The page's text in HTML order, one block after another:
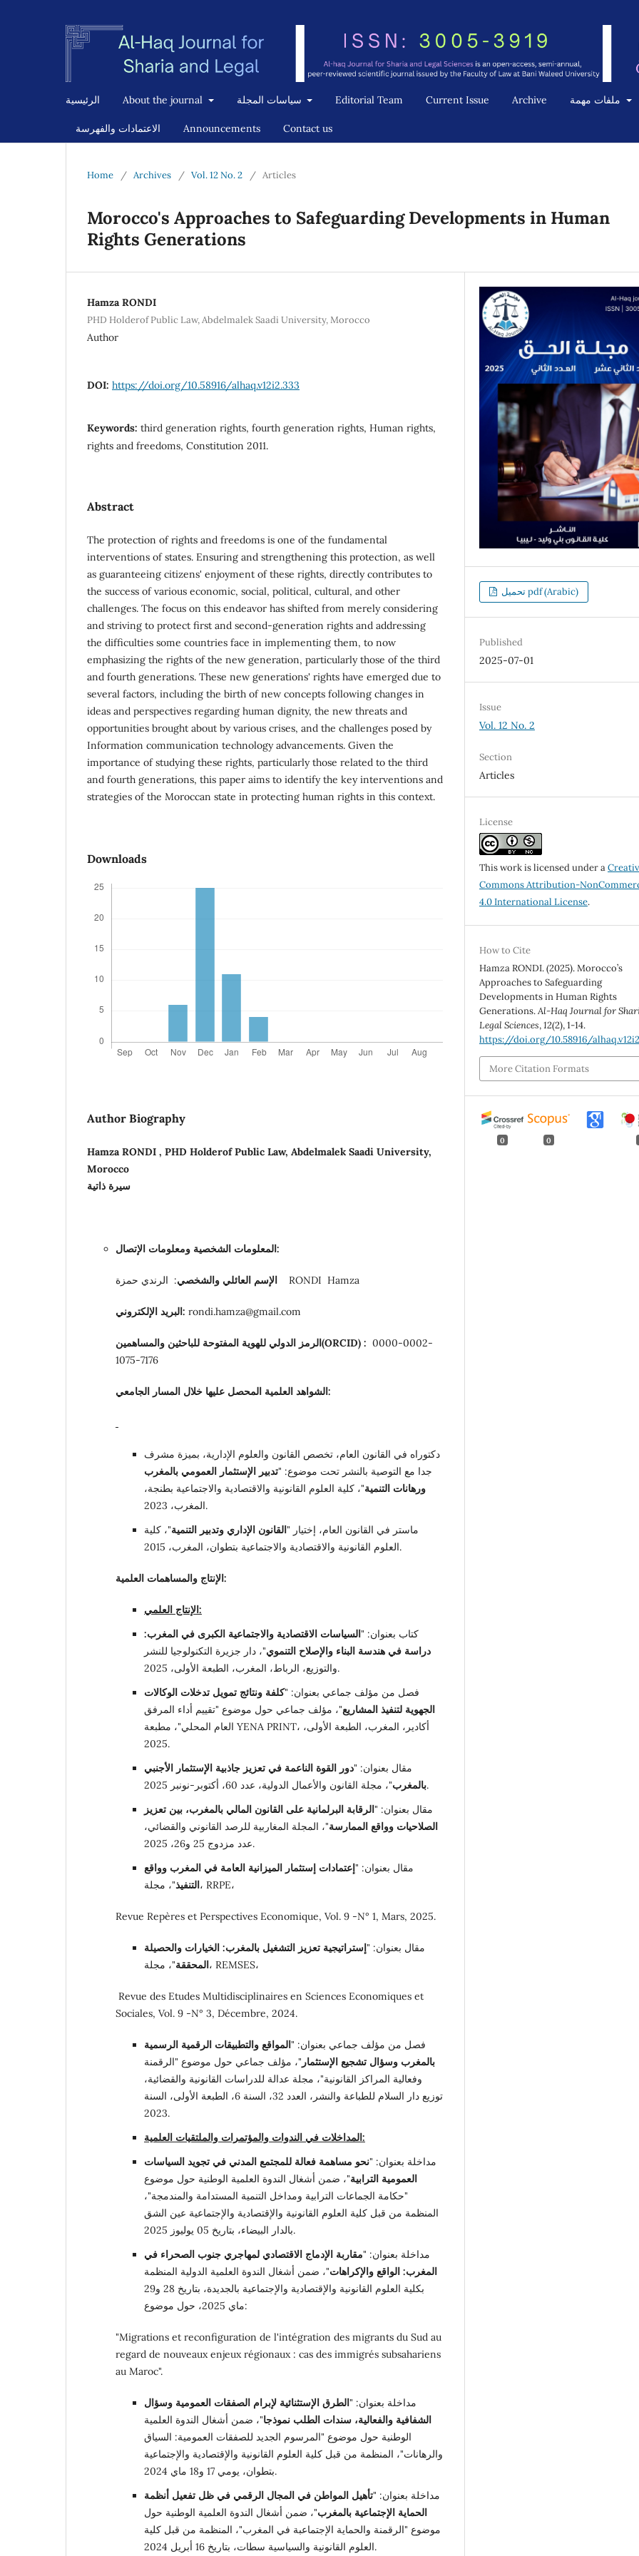
الرئيسية About the journal Editorial Team Current Issue Archive
الاعتمادات والفهرسة Announcements Contact us
Home / Archives / Vol. 12 No. 2 / Articles
Morocco's Approaches to Safeguarding Developments in Human
Rights Generations
Hamza RONDI
PHD Holderof Public Law, Abdelmalek Saadi University, Morocco
Author
DOI: https://doi.org/10.58916/alhaq.v12i2.333
Keywords: third generation rights, fourth generation rights, Human rights,
rights and freedoms, Constitution 2011.
Abstract
The protection of rights and freedoms is one of the fundamental
interventions of states. Ensuring and strengthening this protection, as well
as guaranteeing citizens' enjoyment of these rights, directly contributes to
the success of various economic, social, political, cultural, and other
challenges. The focus on this endeavor has shifted from merely considering
and striving to protect first and second-generation rights and addressing
the difficulties some countries face in implementing them, to now
emphasizing the rights of the new generation, particularly those of the third
and fourth generations. These new generations' rights have emerged due to
several factors, including the birth of new concepts following changes in
ideas and perspectives regarding human dignity, the new threats and
opportunities brought about by various crises, and the challenges posed by
Information communication technology advancements. Given the
importance of studying these rights, particularly those related to the third
and fourth generations, this paper aims to identify the key interventions and
strategies of the Moroccan state in protecting human rights in this context.
Downloads
Author Biography
Hamza RONDI , PHD Holderof Public Law, Abdelmalek Saadi University,
Morocco
سيرة ذاتية
المعلومات الشخصيةومعلومات الإتصال:
الإسم العائلي والشخصي : الرندي حمزة RONDI Hamza
البريد الإلكتروني: rondi.hamza@gmail.com
الرمز الدولي للهوية المفتوحة للباحثين والمساهمين(ORCID) : 0000-0002-
1075-7176
الشواهد العلمية المحصل عليها خلال المسار الجامعي:
دكتوراه في القانون العام، تخصص القانون والعلوم الإدارية، بميزة مشرف
جدا مع التوصية بالنشر تحت موضوع: "تدبير الإستثمار العمومي بالمغرب
ورهانات التنمية"، كلية العلوم القانونية والاقتصادية والاجتماعية بطنجة،
المغرب، 2023.
ماستر في القانون العام، إختيار "القانون الإداري وتدبير التنمية"، كلية
العلوم القانونية والاقتصادية والاجتماعية بتطوان، المغرب، 2015.
الإنتاج والمساهمات العلمية:
الإنتاج العلمي:
كتاب بعنوان: "السياسات الاقتصادية والاجتماعية الكبرى في المغرب:
دراسة في هندسة البناء والإصلاح التنموي"، دار جزيرة التكنولوجيا للنشر
والتوزيع، الرباط، المغرب، الطبعة الأولى، 2025.
فصل من مؤلف جماعي بعنوان: "كلفة ونتائج تمويل تدخلات الوكالات
الجهوية لتنفيذ المشاريع"، مؤلف جماعي حول موضوع "تقييم أداء المرفق
العام المحلي"، مطبعة YENA PRINT، أكادير، المغرب، الطبعة الأولى،
2025.
مقال بعنوان: "دور القوة الناعمة في تعزيز جاذبية الإستثمار الأجنبي
بالمغرب"، مجلة القانون والأعمال الدولية، عدد 60، أكتوبر-نونبر 2025.
مقال بعنوان: "الرقابة البرلمانية على القانون المالي بالمغرب، بين تعزيز
الصلاحيات وواقع الممارسة"، المجلة المغاربية للرصد القانوني والقضائي،
عدد مزدوج 25 و26، 2025.
مقال بعنوان: "إعتمادات إستثمار الميزانية العامة في المغرب وواقع
التنفيذ"، مجلة، RRPE،
Revue Repères et Perspectives Economique, Vol. 9 -N° 1, Mars, 2025.
مقال بعنوان: "إستراتيجية تعزيز التشغيل بالمغرب: الخيارات والحصيلة
المحققة"، مجلة، REMSES،
Revue des Etudes Multidisciplinaires en Sciences Economiques et
Sociales, Vol. 9 -N° 3, Décembre, 2024.
فصل من مؤلف جماعي بعنوان: "المواقع والتطبيقات الرقمية الرسمية
بالمغرب وسؤال تشجيع الإستثمار "، مؤلف جماعي حول موضوع "الرقمنة
وفعالية المراكز القانونية"، مجلة عدالة للدراسات القانونية والقضائية،
توزيع دار السلام للطباعة والنشر، العدد 32، السنة 6، الطبعة الأولى، السنة
2023.
المداخلات في الندوات والمؤتمرات والملتقيات العلمية:
مداخلة بعنوان: "نحو مساهمة فعالة للمجتمع المدني في تجويد السياسات
العمومية الترابية"، ضمن أشغال الندوة العلمية الوطنية حول موضوع
"حكامة الجماعات الترابية ومداخل التنمية المستدامة والمندمجة"،
المنظمة من قبل كلية العلوم القانونية والإقتصادية والإجتماعية عين الشق
بالدار البيضاء، بتاريخ 05 يوليوز 2025.
مداخلة بعنوان: "مقاربة الإدماج الاقتصادي لمهاجري جنوب الصحراء في
المغرب: الواقع والإكراهات"، ضمن أشغال الندوة العلمية الدولية المنظمة
بكلية العلوم القانونية والإقتصادية والإجتماعية بالجديدة، بتاريخ 28 و29
ماي 2025، حول موضوع:
"Migrations et reconfiguration de l'intégration des migrants du Sud au
regard de nouveaux enjeux régionaux : cas des immigrés subsahariens
au Maroc".
مداخلة بعنوان: "الطرق الإستثنائية لإبرام الصفقات العمومية وسؤال
الشفافية والفعالية، سندات الطلب نموذجا"، ضمن أشغال الندوة العلمية
الوطنية حول موضوع "المرسوم الجديد للصفقات العمومية: السياق
والرهانات"، المنظمة من قبل كلية العلوم القانونية والإقتصادية والإجتماعية
بتطوان، يومي 17 و18 ماي 2024.
مداخلة بعنوان: "تأهيل المواطن في المجال الرقمي في ظل تفعيل أنظمة
الحماية الإجتماعية بالمغرب"، ضمن أشغال الندوة العلمية الوطنية حول
موضوع "الرقمنة والحماية الإجتماعبة في المغرب"، المنظمة من قبل كلية
العلوم القانونية والسياسية سطات، بتاريخ 16 أبريل 2024.
تحميل pdf (Arabic)
Published
2025-07-01
Issue
Vol. 12 No. 2
Section
Articles
License
This work is licensed under a
Commons Attribution-
4.0 International License.
How to Cite
Hamza RONDI. (2025). Morocco’s
Approaches to Safeguarding
Developments in Human Rights
Generations.Al-Haq Journal for
Legal Sciences,12(2), 1-14.
https://doi.org/10.58916/
More Citation Formats
0 0